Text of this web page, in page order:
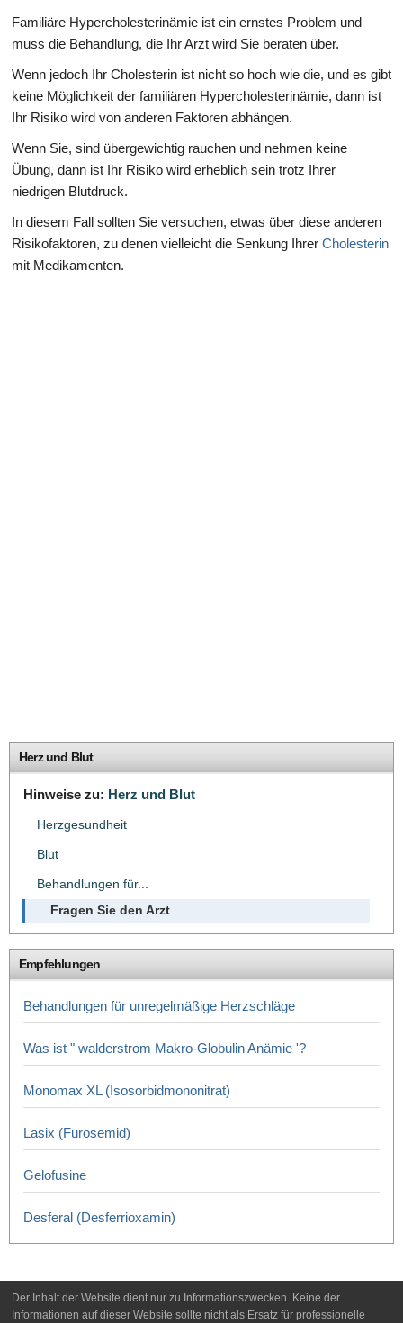
Familiäre Hypercholesterinämie ist ein ernstes Problem und
muss die Behandlung, die Ihr Arzt wird Sie beraten über.
Wenn jedoch Ihr Cholesterin ist nicht so hoch wie die, und es gibt
keine Möglichkeit der familiären Hypercholesterinämie, dann ist
Ihr Risiko wird von anderen Faktoren abhängen.
Wenn Sie, sind übergewichtig rauchen und nehmen keine
Übung, dann ist Ihr Risiko wird erheblich sein trotz Ihrer
niedrigen Blutdruck.
In diesem Fall sollten Sie versuchen, etwas über diese anderen
Risikofaktoren, zu denen vielleicht die Senkung Ihrer Cholesterin
mit Medikamenten.
Herz und Blut
Hinweise zu: Herz und Blut
Herzgesundheit
Blut
Behandlungen für...
Fragen Sie den Arzt
Empfehlungen
Behandlungen für unregelmäßige Herzschläge
Was ist " walderstrom Makro-Globulin Anämie '?
Monomax XL (Isosorbidmononitrat)
Lasix (Furosemid)
Gelofusine
Desferal (Desferrioxamin)
Der Inhalt der Website dient nur zu Informationszwecken. Keine der
Informationen auf dieser Website sollte nicht als Ersatz für professionelle